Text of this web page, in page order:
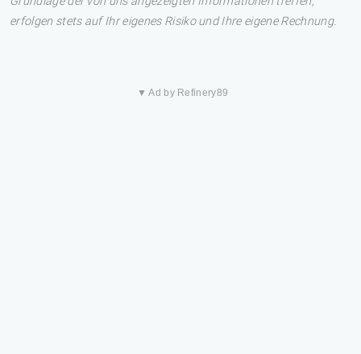
erfolgen stets auf Ihr eigenes Risiko und Ihre eigene Rechnung.
▼ Ad by Refinery89